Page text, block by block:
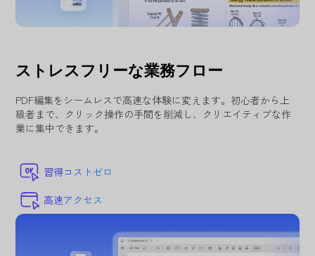
ストレスフリーな業務フロー
PDF編集をシームレスで高速な体験に変えます。初心者から上
級者まで、クリック操作の手間を削減し、クリエイティブな作
業に集中できます。
習得コストゼロ
高速アクセス